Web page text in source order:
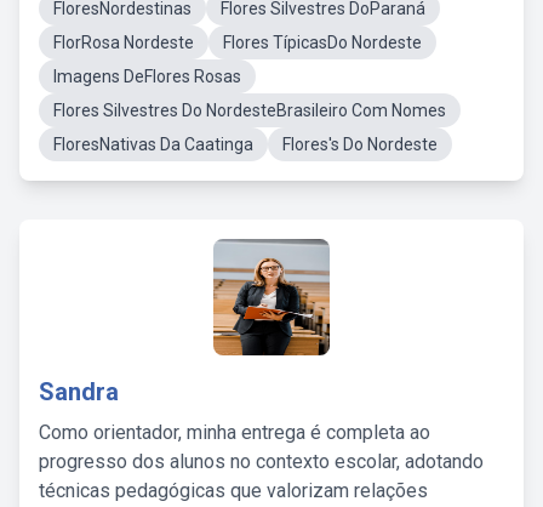
FloresNordestinas
Flores Silvestres DoParaná
FlorRosa Nordeste
Flores TípicasDo Nordeste
Imagens DeFlores Rosas
Flores Silvestres Do NordesteBrasileiro Com Nomes
FloresNativas Da Caatinga
Flores's Do Nordeste
Sandra
Como orientador, minha entrega é completa ao
progresso dos alunos no contexto escolar, adotando
técnicas pedagógicas que valorizam relações